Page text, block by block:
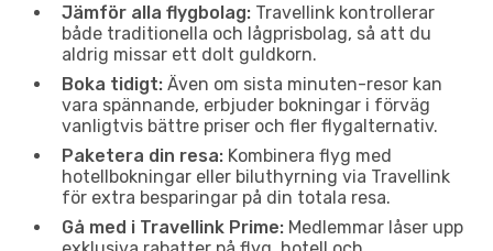
Jämför alla flygbolag: Travellink kontrollerar
både traditionella och lågprisbolag, så att du
aldrig missar ett dolt guldkorn.
Boka tidigt: Även om sista minuten-resor kan
vara spännande, erbjuder bokningar i förväg
vanligtvis bättre priser och fler flygalternativ.
Paketera din resa: Kombinera flyg med
hotellbokningar eller biluthyrning via Travellink
för extra besparingar på din totala resa.
Gå med i Travellink Prime: Medlemmar låser upp